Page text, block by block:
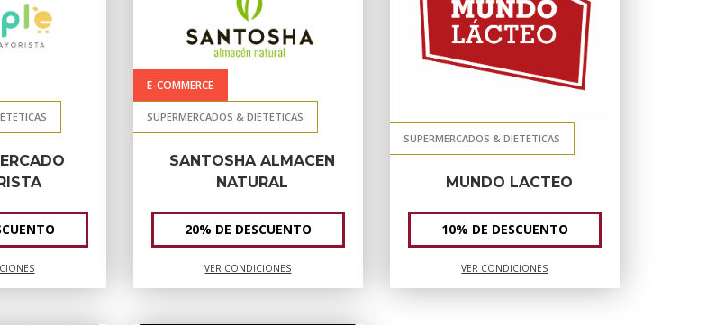
E-COMMERCE
SUPERMERCADOS & DIETETICAS
SANTOSHA ALMACEN
NATURAL
20% DE DESCUENTO
VER CONDICIONES
SUPERMERCADOS & DIETETICAS
MUNDO LACTEO
10% DE DESCUENTO
VER CONDICIONES